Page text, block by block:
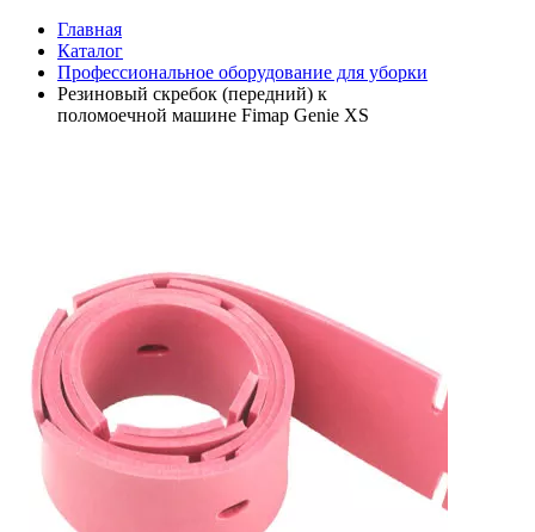
Главная
Каталог
Профессиональное оборудование для уборки
Резиновый скребок (передний) к
поломоечной машине Fimap Genie XS